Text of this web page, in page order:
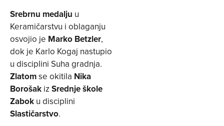
Srebrnu medalju u
Keramičarstvu i oblaganju
osvojio je Marko Betzler,
dok je Karlo Kogaj nastupio
u disciplini Suha gradnja.
Zlatomse okitila Nika
Borošak izSrednje škole
Zabok u disciplini
Slastičarstvo.